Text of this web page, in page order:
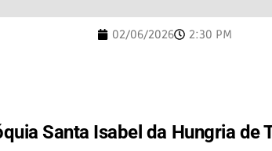
02/06/2026 2:30 PM
Santa Isabel da Hungria de